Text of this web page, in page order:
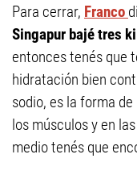
Para cerrar, Franco
Singapur bajé tres
entonces tenés que
hidratación bien
sodio, es la forma
los músculos y en
medio tenés que